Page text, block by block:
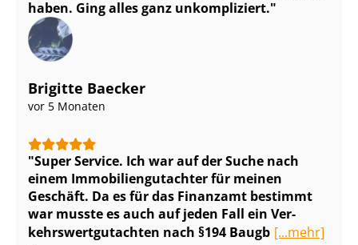
haben. Ging alles ganz unkompliziert.
Brigitte Baecker
vor 5 Monaten
Super Service. Ich war auf der Suche nach
einem Im­mo­bi­li­en­gut­ach­ter für meinen
Geschäft. Da es für das Finanzamt bestimmt
war musste es auch auf jeden Fall ein Ver­
kehrs­wert­gut­ach­ten nach §194 Baugb [...mehr]